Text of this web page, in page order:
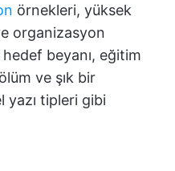
örnekleri, yüksek
organizasyon
beyanı, eğitim
ve şık bir
yazı tipleri gibi